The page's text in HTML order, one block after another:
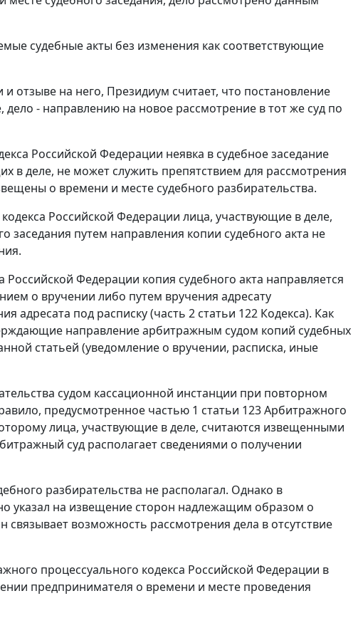
судебные акты без изменения как соответствующие
отзыве на него, Президиум считает, что постановление
- направлению на новое рассмотрение в тот же суд по
Российской Федерации неявка в судебное заседание
в деле, не может служить препятствием для рассмотрения
о времени и месте судебного разбирательства.
Российской Федерации лица, участвующие в деле,
путем направления копии судебного акта не
Федерации копия судебного акта направляется
о вручении либо путем вручения адресату
адресата под расписку (часть 2 статьи 122 Кодекса). Как
направление арбитражным судом копий судебных
статьей (уведомление о вручении, расписка, иные
судом кассационной инстанции при повторном
предусмотренное частью 1 статьи 123Арбитражного
лица, участвующие в деле, считаются извещенными
суд располагает сведениями о получении
разбирательства не располагал. Однако в
указал на извещение сторон надлежащим образом о
возможность рассмотрения дела в отсутствие
процессуального кодекса Российской Федерации в
предпринимателя о времени и месте проведения